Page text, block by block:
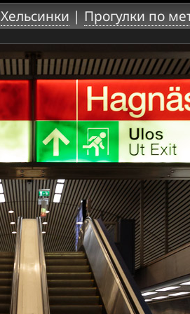
Хельсинки | Прогулки по